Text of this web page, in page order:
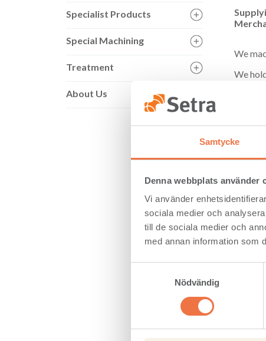
Samtycke
Denna webbplats använder
Vi använder
sociala medier och
till de sociala medier och
med annan information som
Nödvändig
Specialist Products
Special Machining
Treatment
About Us
We
We
Our